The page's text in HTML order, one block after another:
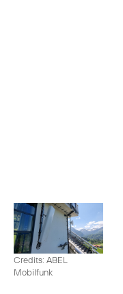
Credits: ABEL
Mobilfunk